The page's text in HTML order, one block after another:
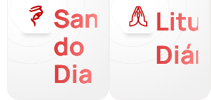
Santo
do
Dia
Diária